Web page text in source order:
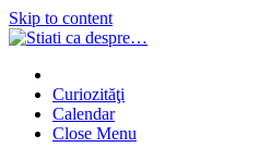
Skip to content
Curiozităţi
Calendar
Close Menu